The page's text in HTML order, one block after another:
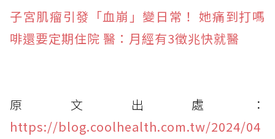
子宮肌瘤引發「血崩」變日常！ 她痛到打嗎
啡還要定期住院 醫：月經有3徵兆快就醫
原文出處：
https://blog.coolhealth.com.tw/2024/04